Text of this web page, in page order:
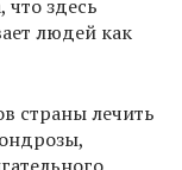
что здесь
людей как
страны лечить